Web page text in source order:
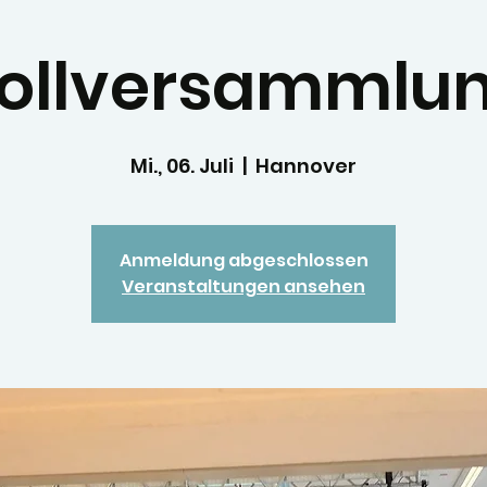
Mi., 06. Juli
  |
Hannover
Anmeldung abgeschlossen
Veranstaltungen ansehen